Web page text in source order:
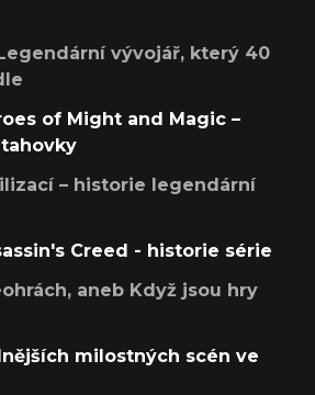
vývojář, který 40
of Might and Magic –
– historie legendární
Creed - historie série
aneb Když jsou hry
milostných scén ve